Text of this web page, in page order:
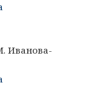
Иванова-